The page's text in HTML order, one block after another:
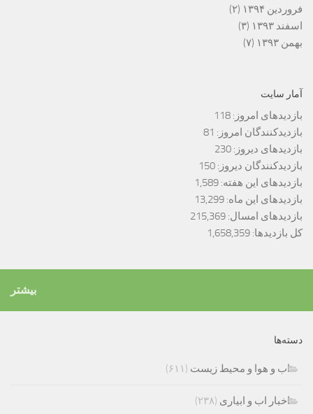
فروردین ۱۳۹۴
(۲)
اسفند ۱۳۹۳
(۳)
بهمن ۱۳۹۳
(۷)
آمار سایت
بازدیدهای امروز: 118
بازدیدکنندگان امروز: 81
بازدیدهای دیروز: 230
بازدیدکنندگان دیروز: 150
بازدیدهای این هفته: 1,589
بازدیدهای این ماه: 13,299
بازدیدهای امسال: 215,369
کل بازدیدها: 1,658,359
بیشتر
دسته‌ها
اب و هوا و محیط زیست (۶۱۱)
اخبار اب و ابیاری (۲۳۸)